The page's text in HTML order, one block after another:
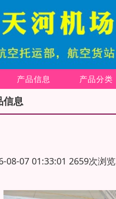
产品信息 产品分类
信息
08-07 01:33:01 2659次浏览